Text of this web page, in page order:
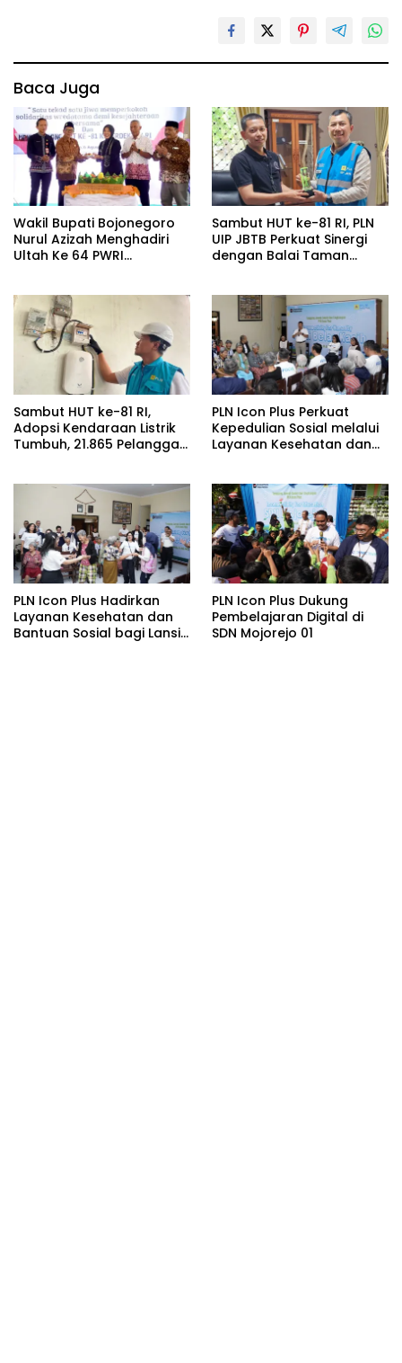
Baca Juga
Wakil Bupati Bojonegoro
Nurul Azizah Menghadiri
Ultah Ke 64 PWRI
Sambut HUT ke-81 RI, PLN
UIP JBTB Perkuat Sinergi
dengan Balai Taman
SUTET 500 kV Paiton–
Watudodol/Kalipuro
Sambut HUT ke-81 RI,
Adopsi Kendaraan Listrik
Tumbuh, 21.865 Pelanggan
pada Semester I 2026
PLN Icon Plus Perkuat
Kepedulian Sosial melalui
Layanan Kesehatan dan
PLN Icon Plus Hadirkan
Layanan Kesehatan dan
Bantuan Sosial bagi Lansia
PLN Icon Plus Dukung
Pembelajaran Digital di
SDN Mojorejo 01